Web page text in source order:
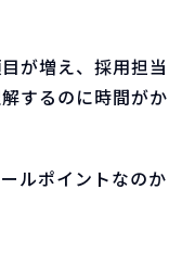
が増え、採用担当
するのに時間がか
ルポイントなのか